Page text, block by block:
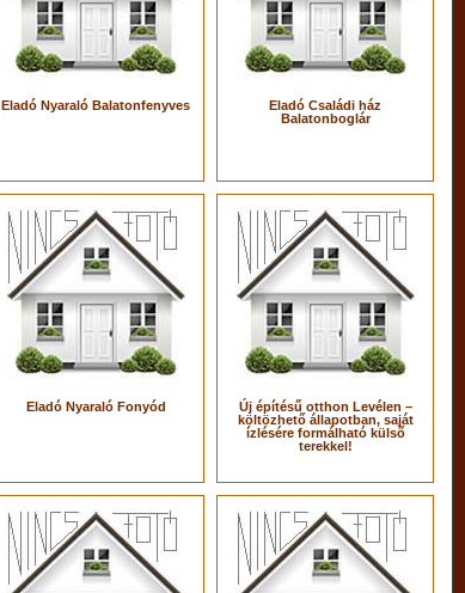
Eladó Nyaraló Balatonfenyves
Eladó Családi ház
Balatonboglár
Eladó Nyaraló Fonyód
Új építésű otthon Levélen –
költözhető állapotban, saját
ízlésére formálható külső
terekkel!